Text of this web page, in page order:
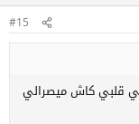
#15
قلبي كاش ميصرالي